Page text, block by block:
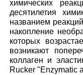
химических
десятилетия
названием
накопление
которых
возникают
коллаген и
Rucker "Enzymatic